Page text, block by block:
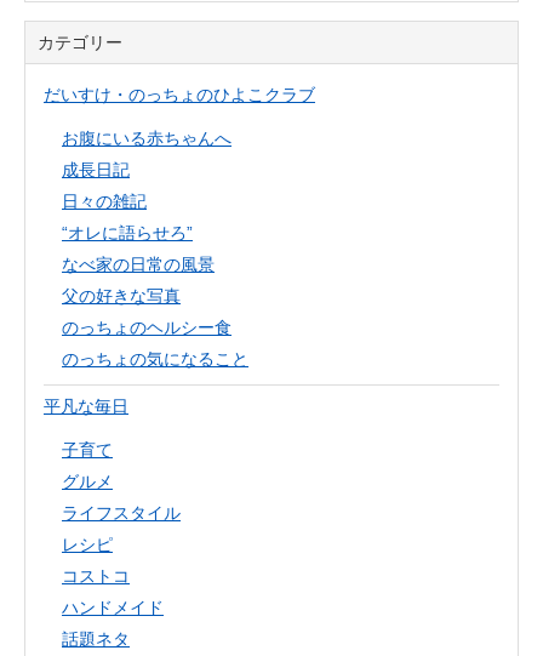
カテゴリー
だいすけ・のっちょのひよこクラブ
お腹にいる赤ちゃんへ
成長日記
日々の雑記
“オレに語らせろ”
なべ家の日常の風景
父の好きな写真
のっちょのヘルシー食
のっちょの気になること
平凡な毎日
子育て
グルメ
ライフスタイル
レシピ
コストコ
ハンドメイド
話題ネタ